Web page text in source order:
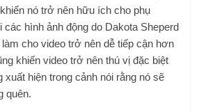
nó trở nên hữu ích cho phụ
các hình ảnh động do Dakota Sheperd
cho video trở nên dễ tiếp cận hơn
khiến video trở nên thú vị đặc biệt
hiện trong cảnh nói rằng nó sẽ
quên.